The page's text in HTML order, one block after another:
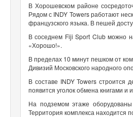
В Хорошевском районе
Рядом с INDY Towers работают
французского языка. В пешей
В соседнем Fiji Sport Club можно
«Хорошо!».
В пределах 10 минут пешком от
Дивизий Московского народного
В составе INDY Towers строится
появится уголок обмена книгами
На подземом этаже
Территория комплекса находится